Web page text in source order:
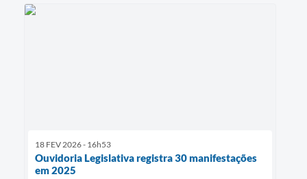
18 FEV 2026 - 16h53
Ouvidoria Legislativa registra 30 manifestações
em 2025